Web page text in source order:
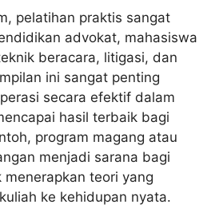
pelatihan praktis sangat
advokat, mahasiswa
beracara, litigasi, dan
ini sangat penting
secara efektif dalam
hasil terbaik bagi
program magang atau
menjadi sarana bagi
teori yang
ke kehidupan nyata.